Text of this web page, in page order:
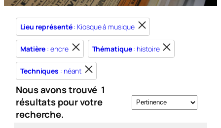
Lieu représenté: Kiosque à musique
Matière : encre Thématique: histoire
Techniques : néant
Nous avons trouvé 1
résultats pour votre
recherche.